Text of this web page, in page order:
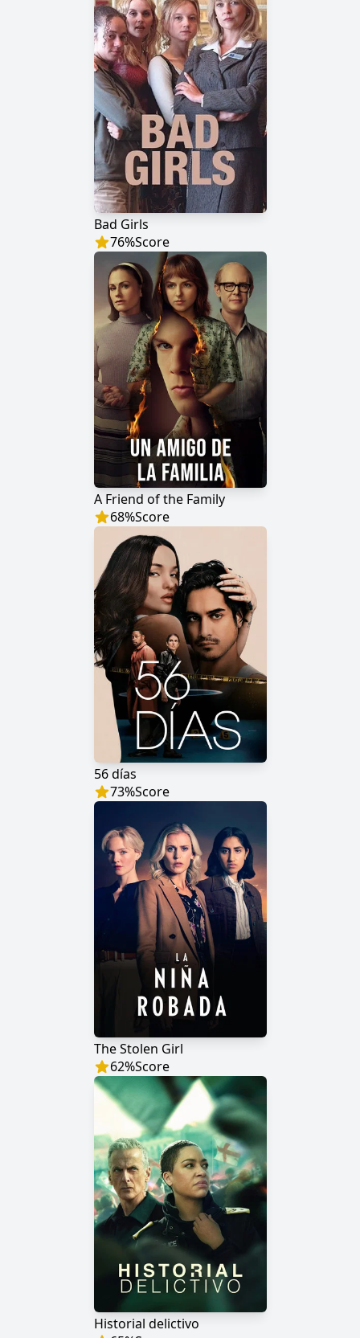
Bad Girls
76%Score
A Friend of the Family
68%Score
56 días
73%Score
The Stolen Girl
62%Score
Historial delictivo